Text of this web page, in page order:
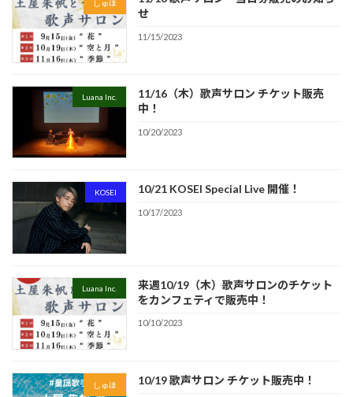
しゅほ
せ
11/15/2023
Luana Inc.
11/16（木）歌声サロン チケット販売
中！
10/20/2023
KOSEI 10/21 KOSEI Special Live 開催！
10/17/2023
Luana Inc.
来週10/19（木）歌声サロンのチケット
をカンフェティで販売中！
10/10/2023
しゅほ 10/19 歌声サロン チケット販売中！